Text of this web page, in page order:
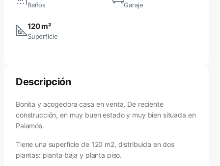
Baños Garaje
120 m²
Superficie
Descripción
Bonita y acogedora casa en venta. De reciente
construcción, en muy buen estado y muy bien situada en
Palamós.
Tiene una superficie de 120 m2, distribuida en dos
plantas: planta baja y planta piso.